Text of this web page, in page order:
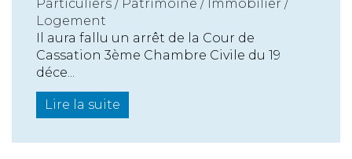
Particuliers / Patrimoine / Immobilier /
Logement
Il aura fallu un arrêt de la Cour de
Cassation 3ème Chambre Civile du 19
déce...
Lire la suite